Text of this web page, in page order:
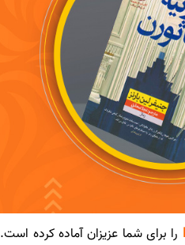
را برای شما عزیزان آماده کرده است.